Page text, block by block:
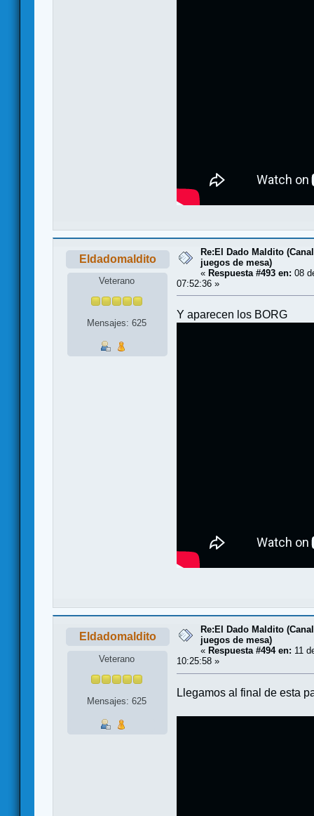
Eldadomaldito
Veterano
Mensajes: 625
Re:El Dado Maldito
juegos de mesa)
« Respuesta #493 en: 08
07:52:36 »
Y aparecen los BORG
Eldadomaldito
Veterano
Mensajes: 625
Re:El Dado Maldito
juegos de mesa)
« Respuesta #494 en: 11
10:25:58 »
Llegamos al final de esta